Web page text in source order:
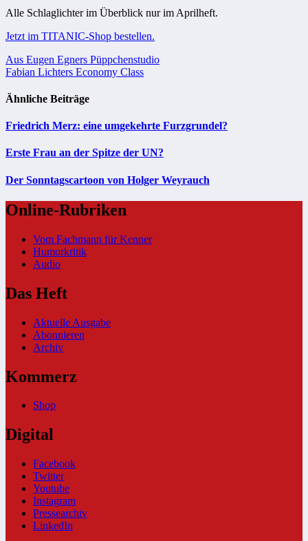
Alle Schlaglichter im Überblick nur im Aprilheft.
Jetzt im TITANIC-Shop bestellen.
Beitragsnavigation
Aus Eugen Egners Püppchenstudio
Fabian Lichters Economy Class
Ähnliche Beiträge
Friedrich Merz: eine umgekehrte Furzgrundel?
Erste Frau an der Spitze der UN?
Der Sonntagscartoon von Holger Weyrauch
Online-Rubriken
Vom Fachmann für Kenner
Humorkritik
Audio
Das Heft
Aktuelle Ausgabe
Abonnieren
Archiv
Kommerz
Shop
Digital
Facebook
Twitter
Youtube
Instagram
Pressearchiv
LinkedIn